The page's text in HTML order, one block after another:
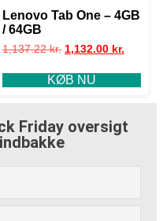
Lenovo Tab One – 4GB
/ 64GB
1,137.22kr. 1,132.00 kr.
KØB NU
Friday oversigt